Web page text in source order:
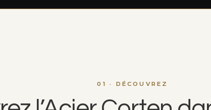
01 · DÉCOUVREZ